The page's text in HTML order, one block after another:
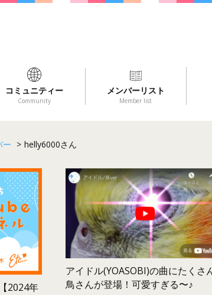
コミュニティー
Community
メンバーリスト
Member list
ー > helly6000さん
2024年
アイドル(YOASOBI)の曲にたくさ
鳥さんが登場！可愛すぎる〜♪